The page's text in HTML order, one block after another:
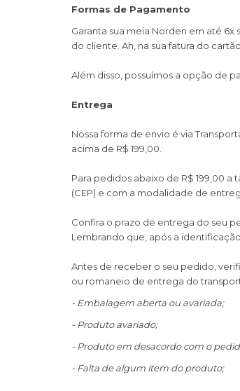
Formas de Pagamento
Garanta sua meia Norden em até
do cliente. Ah, na sua fatura do
Além disso, possuímos a opção de
Entrega
Nossa forma de envio é via
acima de R$ 199,00.
Para pedidos abaixo de R$ 199,00
(CEP) e com a modalidade de
Confira o prazo de entrega do seu
Lembrando que, após a
Antes de receber o seu pedido,
ou romaneio de entrega do
- Embalagem aberta ou avariada;
- Produto avariado;
- Produto em desacordo com o
- Falta de algum item do produto;